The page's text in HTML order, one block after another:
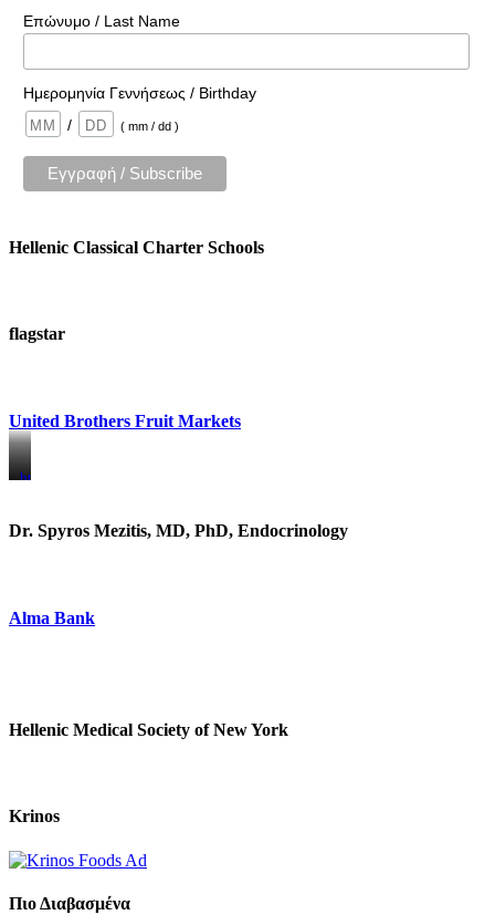
Επώνυμο / Last Name
Ημερομηνία Γεννήσεως / Birthday
/
( mm / dd )
Hellenic Classical Charter Schools
flagstar
United Brothers Fruit Markets
https://www.unitedbrothersfruitmarkets.com/
https://www.unitedbrothersfruitmarkets.com/
Dr. Spyros Mezitis, MD, PhD, Endocrinology
Alma Bank
Hellenic Medical Society of New York
Krinos
Πιο Διαβασμένα